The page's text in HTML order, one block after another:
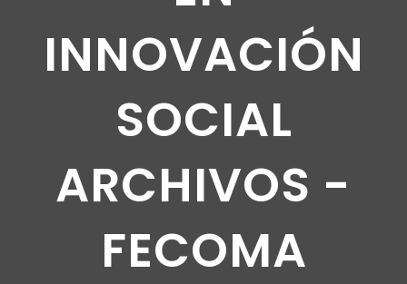
INNOVACIÓN
SOCIAL
ARCHIVOS -
FECOMA